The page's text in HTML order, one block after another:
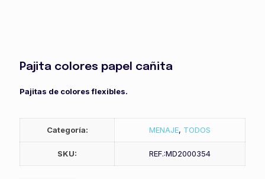
Pajita colores papel cañita
Pajitas de colores flexibles.
Categoría: MENAJE, TODOS
SKU: REF.:MD2000354